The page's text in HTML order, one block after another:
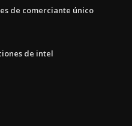
de comerciante único
de intel